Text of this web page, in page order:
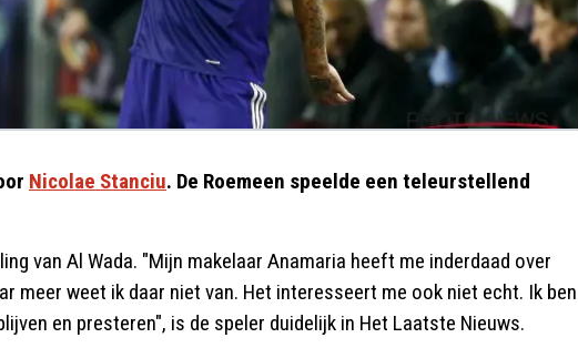
Nicolae Stanciu. De Roemeen speelde een teleurstellend
van Al Wada. "Mijn makelaar Anamaria heeft me inderdaad over
meer weet ik daar niet van. Het interesseert me ook niet echt. Ik ben
en presteren", is de speler duidelijk in Het Laatste Nieuws.